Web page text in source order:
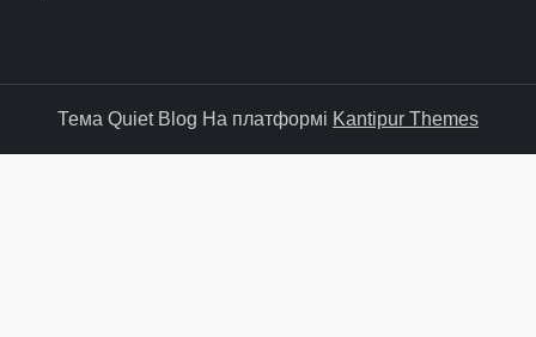
Тема Quiet Blog На платформі Kantipur Themes